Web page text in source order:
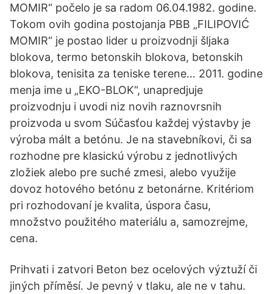
MOMIR“ počelo je sa radom 06.04.1982. godine.
Tokom ovih godina postojanja PBB „FILIPOVIĆ
MOMIR“ je postao lider u proizvodnji šljaka
blokova, termo betonskih blokova, betonskih
blokova, tenisita za teniske terene… 2011. godine
menja ime u „EKO-BLOK“, unapredjuje
proizvodnju i uvodi niz novih raznovrsnih
proizvoda u svom Súčasťou každej výstavby je
výroba mált a betónu. Je na stavebníkovi, či sa
rozhodne pre klasickú výrobu z jednotlivých
zložiek alebo pre suché zmesi, alebo využije
dovoz hotového betónu z betonárne. Kritériom
pri rozhodovaní je kvalita, úspora času,
množstvo použitého materiálu a, samozrejme,
cena.
Prihvati i zatvori Beton bez ocelových výztuží či
jiných příměsí. Je pevný v tlaku, ale ne v tahu.